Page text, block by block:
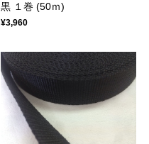
黒 １巻 (50ｍ)
¥3,960